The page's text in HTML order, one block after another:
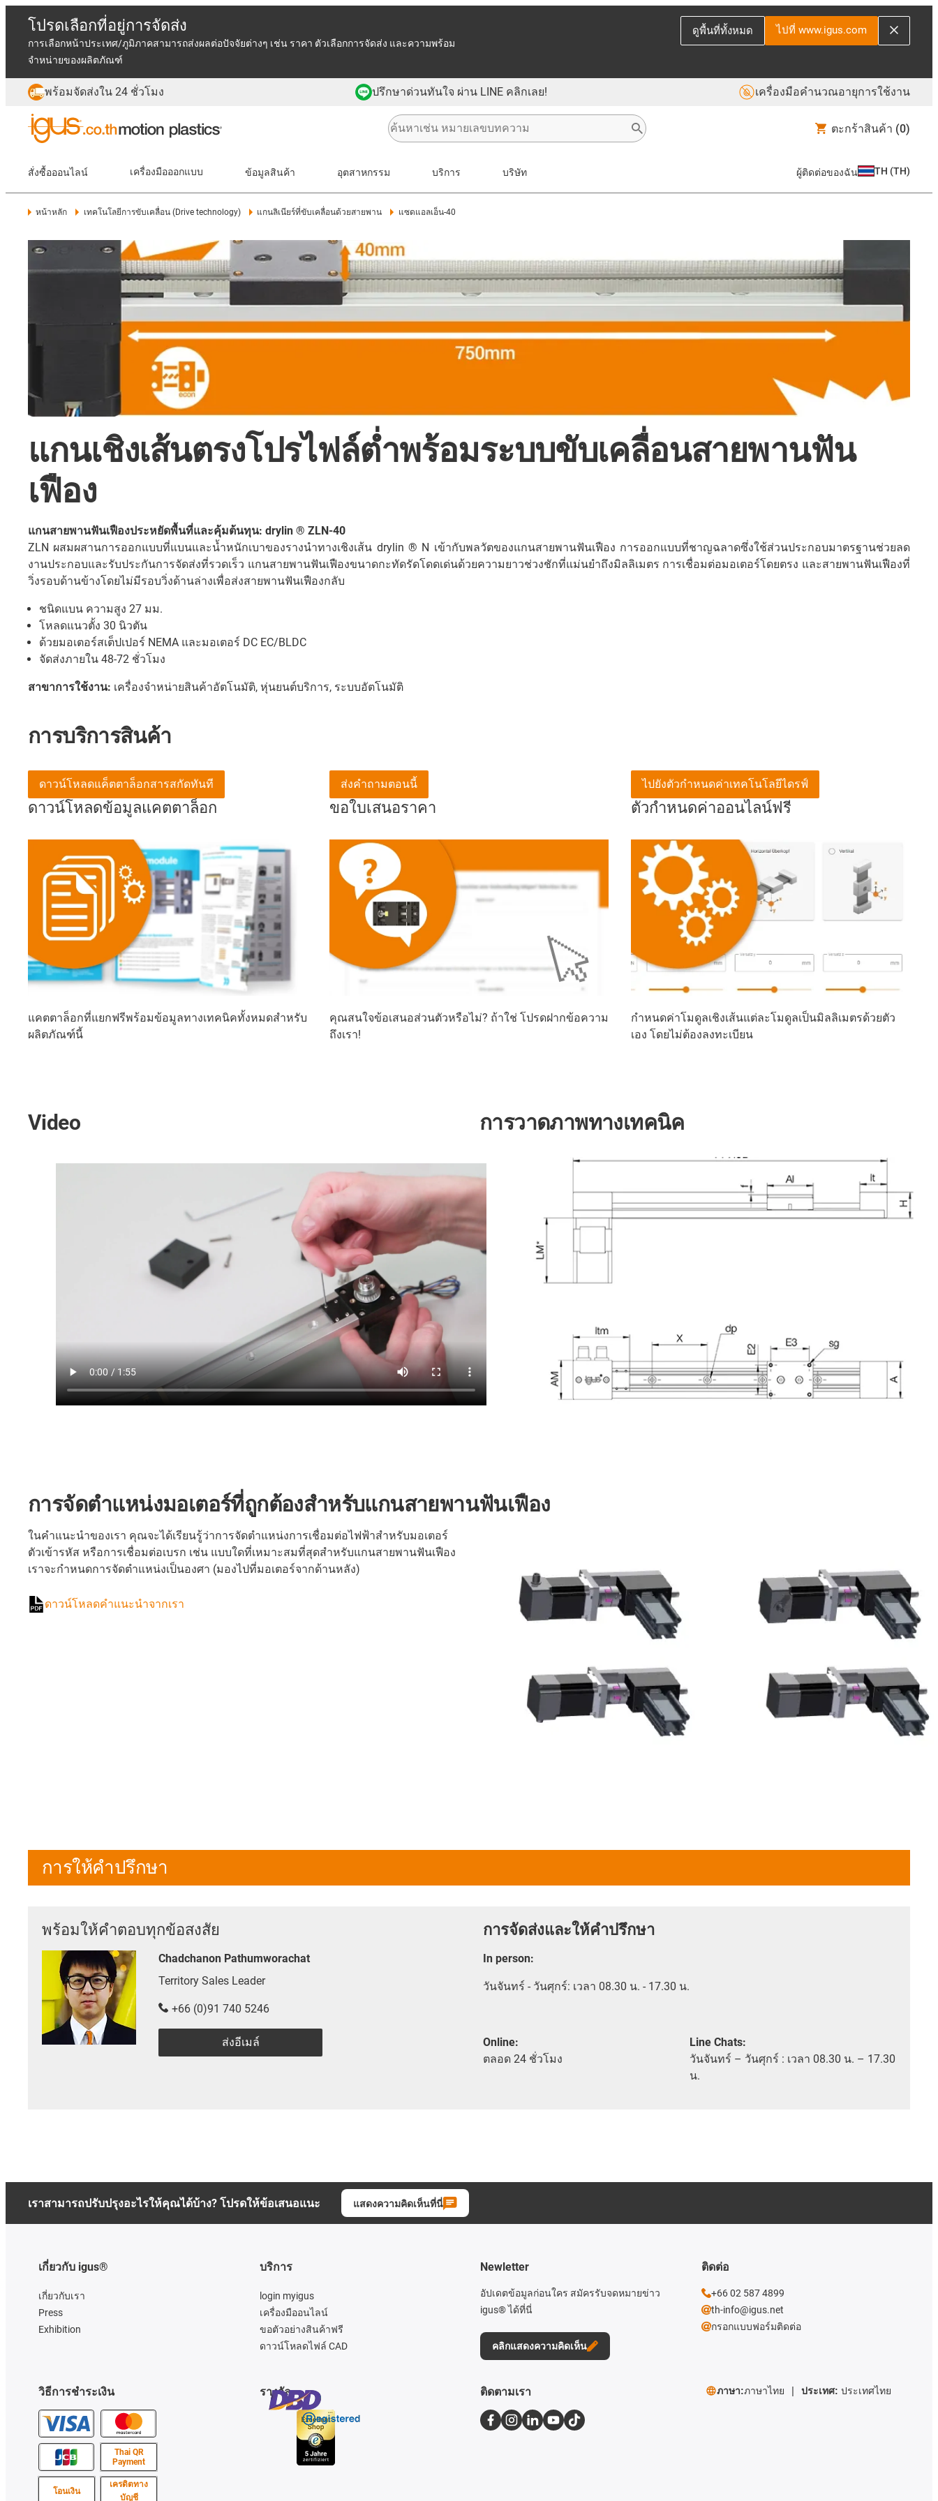
โปรดเลือกที่อยู่การจัดส่ง
การเลือกหน้าประเทศ/ภูมิภาคสามารถส่งผลต่อปัจจัยต่างๆ เช่น ราคา ตัวเลือกการจัดส่ง และความพร้อม
จำหน่ายของผลิตภัณฑ์
ดูพื้นที่ทั้งหมด ไปที่ www.igus.com
พร้อมจัดส่งใน 24 ชั่วโมง ปรึกษาด่วนทันใจ ผ่าน LINE คลิกเลย! เครื่องมือคำนวณอายุการใช้งาน
ตะกร้าสินค้า (0)
สั่งซื้อออนไลน์ เครื่องมือออกแบบ ข้อมูลสินค้า อุตสาหกรรม บริการ บริษัท ผู้ติดต่อของฉัน TH (TH)
หน้าหลัก เทคโนโลยีการขับเคลื่อน (Drive technology) แกนลิเนียร์ที่ขับเคลื่อนด้วยสายพาน แซดแอลเอ็น-40
แกนเชิงเส้นตรงโปรไฟล์ต่ำพร้อมระบบขับเคลื่อนสายพานฟัน
เฟือง
แกนสายพานฟันเฟืองประหยัดพื้นที่และคุ้มต้นทุน: drylin ® ZLN-40
ZLN ผสมผสานการออกแบบที่แบนและน้ำหนักเบาของรางนำทางเชิงเส้น drylin ® N เข้ากับพลวัตของแกนสายพานฟันเฟือง การออกแบบที่ชาญฉลาดซึ่งใช้ส่วนประกอบมาตรฐานช่วยลด
งานประกอบและรับประกันการจัดส่งที่รวดเร็ว แกนสายพานฟันเฟืองขนาดกะทัดรัดโดดเด่นด้วยความยาวช่วงชักที่แม่นยำถึงมิลลิเมตร การเชื่อมต่อมอเตอร์โดยตรง และสายพานฟันเฟืองที่
วิ่งรอบด้านข้างโดยไม่มีรอบวิ่งด้านล่างเพื่อส่งสายพานฟันเฟืองกลับ
ชนิดแบน ความสูง 27 มม.
โหลดแนวตั้ง 30 นิวตัน
ด้วยมอเตอร์สเต็ปเปอร์ NEMA และมอเตอร์ DC EC/BLDC
จัดส่งภายใน 48-72 ชั่วโมง
สาขาการใช้งาน: เครื่องจำหน่ายสินค้าอัตโนมัติ, หุ่นยนต์บริการ, ระบบอัตโนมัติ
การบริการสินค้า
ดาวน์โหลดข้อมูลแคตตาล็อก
แคตตาล็อกที่แยกฟรีพร้อมข้อมูลทางเทคนิคทั้งหมดสำหรับ
ผลิตภัณฑ์นี้
ดาวน์โหลดแค็ตตาล็อกสารสกัดทันที
ขอใบเสนอราคา
คุณสนใจข้อเสนอส่วนตัวหรือไม่? ถ้าใช่ โปรดฝากข้อความ
ถึงเรา!
ส่งคำถามตอนนี้
ตัวกำหนดค่าออนไลน์ฟรี
กำหนดค่าโมดูลเชิงเส้นแต่ละโมดูลเป็นมิลลิเมตรด้วยตัว
เอง โดยไม่ต้องลงทะเบียน
ไปยังตัวกำหนดค่าเทคโนโลยีไดรฟ์
Video การวาดภาพทางเทคนิค
การจัดตำแหน่งมอเตอร์ที่ถูกต้องสำหรับแกนสายพานฟันเฟือง
ในคำแนะนำของเรา คุณจะได้เรียนรู้ว่าการจัดตำแหน่งการเชื่อมต่อไฟฟ้าสำหรับมอเตอร์
ตัวเข้ารหัส หรือการเชื่อมต่อเบรก เช่น แบบใดที่เหมาะสมที่สุดสำหรับแกนสายพานฟันเฟือง
เราจะกำหนดการจัดตำแหน่งเป็นองศา (มองไปที่มอเตอร์จากด้านหลัง)
ดาวน์โหลดคำแนะนำจากเรา
การให้คำปรึกษา
พร้อมให้คำตอบทุกข้อสงสัย
Chadchanon Pathumworachat
Territory Sales Leader
+66 (0)91 740 5246
ส่งอีเมล์
การจัดส่งและให้คำปรึกษา
In person:
วันจันทร์ - วันศุกร์: เวลา 08.30 น. - 17.30 น.
Online:
ตลอด 24 ชั่วโมง
Line Chats:
วันจันทร์ – วันศุกร์ : เวลา 08.30 น. – 17.30
น.
เราสามารถปรับปรุงอะไรให้คุณได้บ้าง? โปรดให้ข้อเสนอแนะ แสดงความคิดเห็นที่นี่
เกี่ยวกับ igus®
เกี่ยวกับเรา
Press
Exhibition
วิธีการชำระเงิน
Thai QR
Payment
โอนเงิน
เครดิตทาง
บัญชี
บริการ
login myigus
เครื่องมืออนไลน์
ขอตัวอย่างสินค้าฟรี
ดาวน์โหลดไฟล์ CAD
รางวัล
Newletter
อัปเดตข้อมูลก่อนใคร สมัครรับจดหมายข่าว
igus® ได้ที่นี่
คลิกแสดงความคิดเห็น
ติดต่อ
+66 02 587 4899
th-info@igus.net
กรอกแบบฟอร์มติดต่อ
ติดตามเรา ภาษา:ภาษาไทย ประเทศ: ประเทศไทย